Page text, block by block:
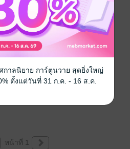
หน้าที่ 1
กาลนิยาย การ์ตูนวาย สุดยิ่งใหญ่
ตั้งแต่วันที่ 31 ก.ค. - 16 ส.ค.